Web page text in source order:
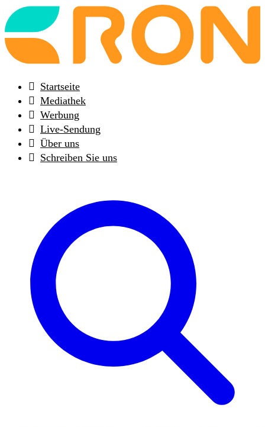
Back
to
frontpage
Startseite
Mediathek
Werbung
Live-Sendung
Über uns
Schreiben Sie uns